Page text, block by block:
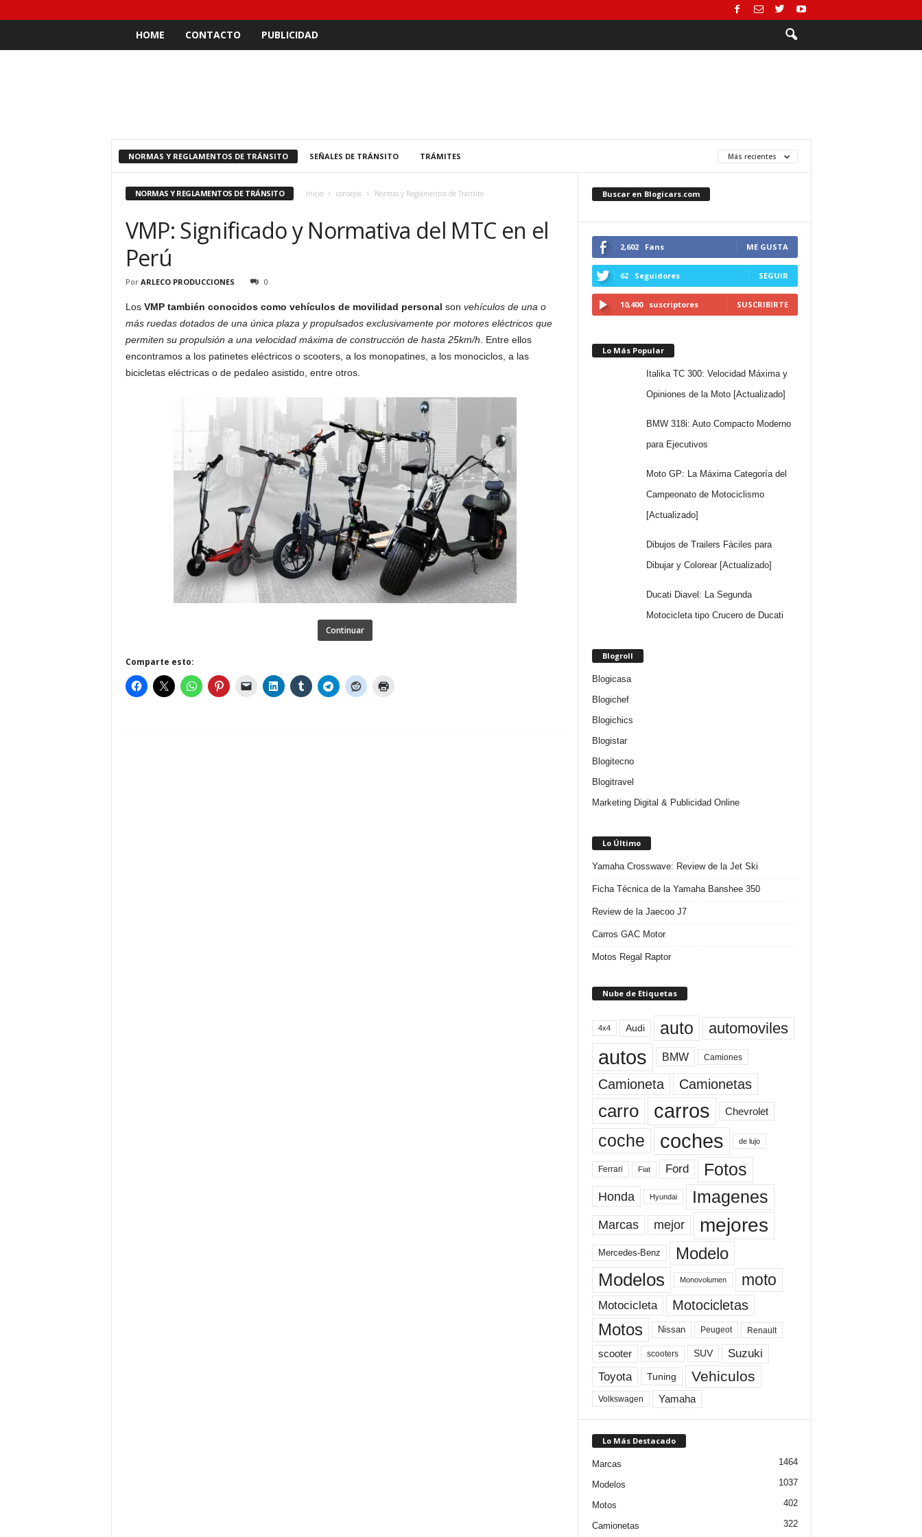
HOME CONTACTO PUBLICIDAD
NORMAS Y REGLAMENTOS DE TRÁNSITO SEÑALES DE TRÁNSITO TRÁMITES Más recientes
NORMAS Y REGLAMENTOS DE TRÁNSITO Inicio consejos Normas y Reglamentos de Tránsito
VMP: Significado y Normativa del MTC en el
Perú
Por ARLECO PRODUCCIONES 0
Los VMP también conocidos como vehículos de movilidad personal son vehículos de una o
más ruedas dotados de una única plaza y propulsados exclusivamente por motores eléctricos que
permiten su propulsión a una velocidad máxima de construcción de hasta 25km/h . Entre ellos
encontramos a los patinetes eléctricos o scooters, a los monopatines, a los monociclos, a las
bicicletas eléctricas o de pedaleo asistido, entre otros.
Continuar
Comparte esto:
Buscar en Blogicars.com
2,602 Fans ME GUSTA
62 Seguidores SEGUIR
10,400 suscriptores SUSCRIBIRTE
Lo Más Popular
Italika TC 300: Velocidad Máxima y
Opiniones de la Moto [Actualizado]
BMW 318i: Auto Compacto Moderno
para Ejecutivos
Moto GP: La Máxima Categoría del
Campeonato de Motociclismo
[Actualizado]
Dibujos de Trailers Fáciles para
Dibujar y Colorear [Actualizado]
Ducati Diavel: La Segunda
Motocicleta tipo Crucero de Ducati
Blogroll
Blogicasa
Blogichef
Blogichics
Blogistar
Blogitecno
Blogitravel
Marketing Digital & Publicidad Online
Lo Último
Yamaha Crosswave: Review de la Jet Ski
Ficha Técnica de la Yamaha Banshee 350
Review de la Jaecoo J7
Carros GAC Motor
Motos Regal Raptor
Nube de Etiquetas
4x4 Audi auto automoviles
autos BMW Camiones
Camioneta Camionetas
carro carros Chevrolet
coche coches de lujo
Ferrari Fiat Ford Fotos
Honda Hyundai Imagenes
Marcas mejor mejores
Mercedes-Benz Modelo
Modelos Monovolumen moto
Motocicleta Motocicletas
Motos Nissan Peugeot Renault
scooter scooters SUV Suzuki
Toyota Tuning Vehiculos
Volkswagen Yamaha
Lo Más Destacado
Marcas 1464
Modelos 1037
Motos 402
Camionetas 322